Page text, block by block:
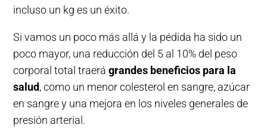
incluso un kg es un éxito.
Si vamos un poco más allá y la pédida ha sido un
poco mayor, una reducción del 5 al 10% del peso
corporal total traerágrandes beneficios para la
salud, como un menor colesterol en sangre, azúcar
en sangre y una mejora en los niveles generales de
presión arterial.